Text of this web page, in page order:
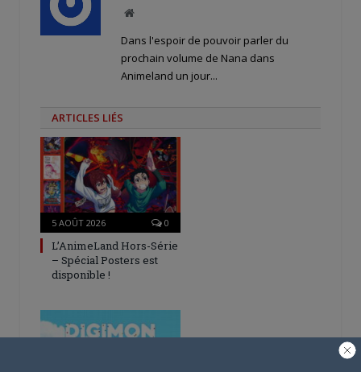
Site
Dans l'espoir de pouvoir parler du
prochain volume de Nana dans
Animeland un jour...
ARTICLES LIÉS
5 AOÛT 2026 0
L’AnimeLand Hors-Série
– Spécial Posters est
disponible !